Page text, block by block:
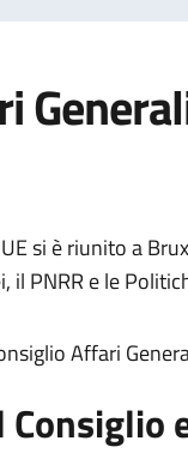
si è riunito a
PNRR e le
Affari